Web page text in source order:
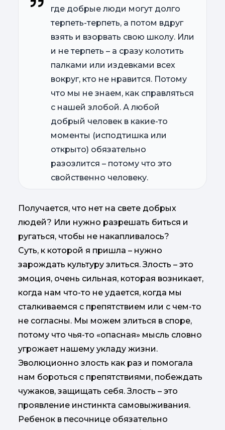
где добрые люди могут долго
терпеть-терпеть, а потом вдруг
взять и взорвать свою школу. Или
и не терпеть – а сразу колотить
палками или издевками всех
вокруг, кто не нравится. Потому
что мы не знаем, как справляться
с нашей злобой. А любой
добрый человек в какие-то
моменты (исподтишка или
открыто) обязательно
разозлится – потому что это
свойственно человеку.
Получается, что нет на свете добрых
людей? Или нужно разрешать биться и
ругаться, чтобы не накапливалось?
Суть, к которой я пришла – нужно
зарождать культуру злиться. Злость – это
эмоция, очень сильная, которая возникает,
когда нам что-то не удается, когда мы
сталкиваемся с препятствием или с чем-то
не согласны. Мы можем злиться в споре,
потому что чья-то «опасная» мысль словно
угрожает нашему укладу жизни.
Эволюционно злость как раз и помогала
нам бороться с препятствиями, побеждать
чужаков, защищать себя. Злость – это
проявление инстинкта самовыживания.
Ребенок в песочнице обязательно